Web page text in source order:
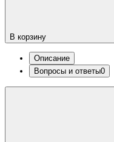
В корзину
Описание
Вопросы и ответы0